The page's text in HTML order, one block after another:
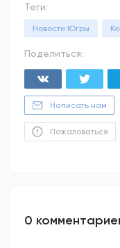
Теги:
Новости Югры
Поделиться:
Написать нам
Пожаловаться
0